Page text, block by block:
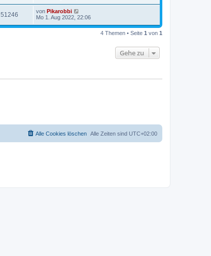
51246 von Pikarobbi
Mo 1. Aug 2022, 22:06
4 Themen • Seite 1 von 1
Gehe zu
Alle Zeiten sind UTC+02:00
Alle Cookies löschen